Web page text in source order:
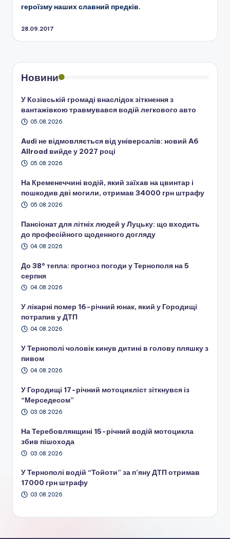
героїзму наших славний предків.
28.09.2017
Новини
У Козівській громаді внаслідок зіткнення з
вантажівкою травмувався водій легкового авто
05.08.2026
Audi не відмовляється від універсалів: новий A6
Allroad вийде у 2027 році
05.08.2026
На Кременеччині водій, який заїхав на цвинтар і
пошкодив дві могили, отримав 34000 грн штрафу
05.08.2026
Пансіонат для літніх людей у Луцьку: що входить
до професійного щоденного догляду
04.08.2026
До 38° тепла: прогноз погоди у Тернополя на 5
серпня
04.08.2026
У лікарні помер 16-річний юнак, який у Городищі
потрапив у ДТП
04.08.2026
У Тернополі чоловік кинув дитині в голову пляшку з
пивом
04.08.2026
У Городищі 17-річний мотоцикліст зіткнувся із
“Мерседесом”
03.08.2026
На Теребовлянщині 15-річний водій мотоцикла
збив пішохода
03.08.2026
У Тернополі водій “Тойоти” за п’яну ДТП отримав
17000 грн штрафу
03.08.2026